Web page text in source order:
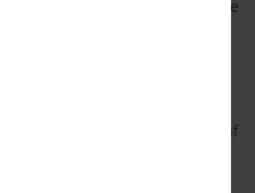
Diploma op zak, al een tijdje
eigen koopwoning. Alleen,
met de vraag of een
door één deur kunnen. Of je
het handig is om meer te
later een hypotheek af
te betalen. Lees alles
hier.